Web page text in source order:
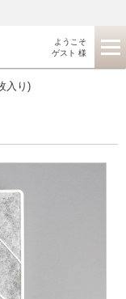
ようこそ
ゲスト 様
入り)